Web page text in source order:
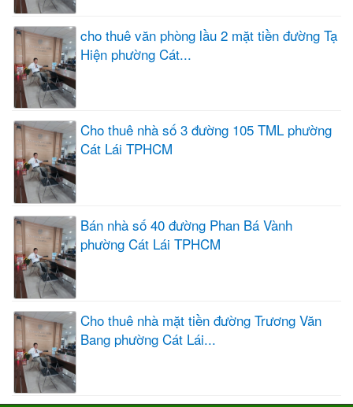
cho thuê văn phòng lầu 2 mặt tiền đường Tạ
Hiện phường Cát...
Cho thuê nhà số 3 đường 105 TML phường
Cát Lái TPHCM
Bán nhà số 40 đường Phan Bá Vành
phường Cát Lái TPHCM
Cho thuê nhà mặt tiền đường Trương Văn
Bang phường Cát Lái...